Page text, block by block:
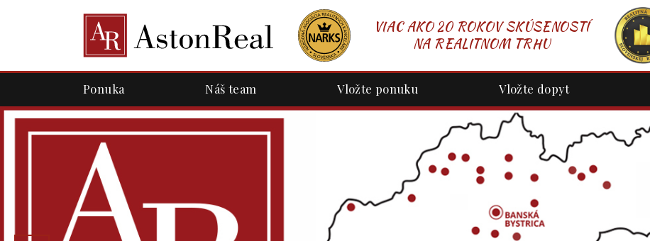
VIAC AKO 20 ROKOV SKÚSENOSTÍ
NA REALITNOM TRHU
Ponuka Náš team Vložte ponuku Vložte dopyt